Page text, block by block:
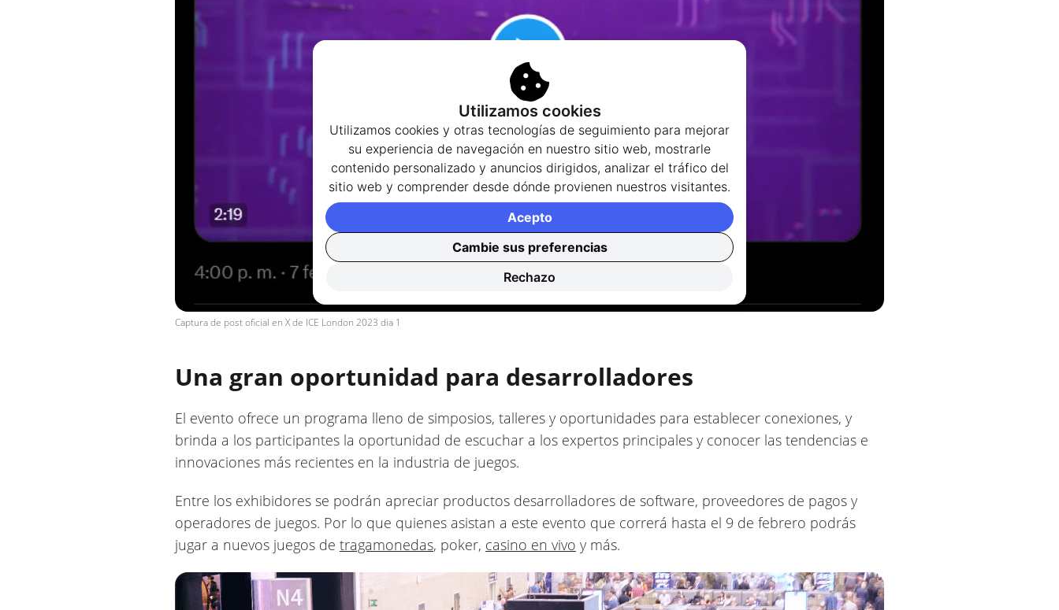
Captura de post oficial en X de ICE London 2023 dia 1
Una gran oportunidad para desarrolladores
El evento ofrece un programa lleno de simposios, talleres y oportunidades para establecer conexiones, y
brinda a los participantes la oportunidad de escuchar a los expertos principales y conocer las tendencias e
innovaciones más recientes en la industria de juegos.
Entre los exhibidores se podrán apreciar productos desarrolladores de software, proveedores de pagos y
operadores de juegos. Por lo que quienes asistan a este evento que correrá hasta el 9 de febrero podrás
jugar a nuevos juegos de tragamonedas, poker, casino en vivo y más.
Utilizamos cookies
Utilizamos cookies y otras tecnologías de seguimiento para mejorar
su experiencia de navegación en nuestro sitio web, mostrarle
contenido personalizado y anuncios dirigidos, analizar el tráfico del
sitio web y comprender desde dónde provienen nuestros visitantes.
Cambie sus preferencias
Rechazo
Acepto